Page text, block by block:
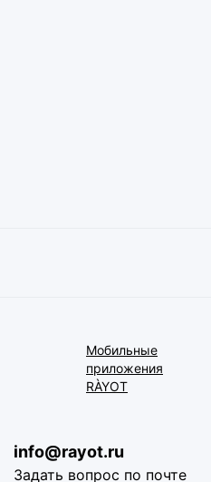
Мобильные
приложения
RÀYOT
info@rayot.ru
Задать вопрос по почте